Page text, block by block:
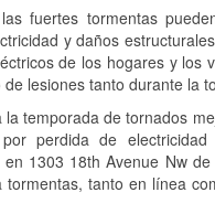
fuertes tormentas
y daños
de los hogares y los
lesiones tanto durante la
temporada de tornados
perdida de
en 1303 18th Avenue Nw
tanto en línea